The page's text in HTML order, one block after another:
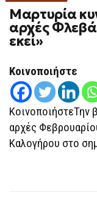
Μαρτυρία
αρχές
εκεί»
Κοινοποιήστε
ΚοινοποιήστεΤην
αρχές
Καλογήρου στο